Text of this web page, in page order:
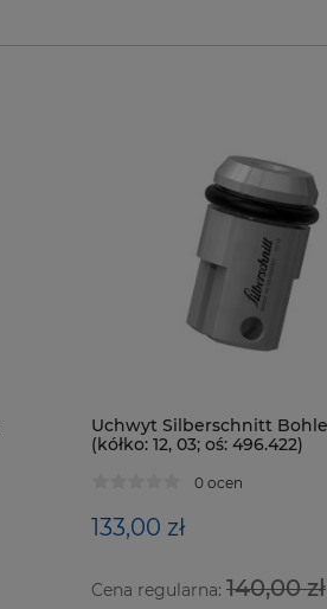
Uchwyt Silberschnitt
(kółko: 12, 03; oś: 496.422)
0 ocen
133,00 zł
Cena regularna: 140,00 zł